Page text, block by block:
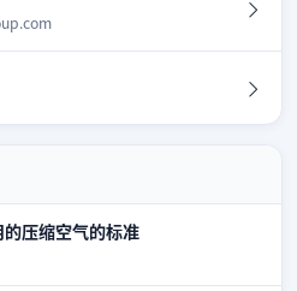
压缩空气的标准